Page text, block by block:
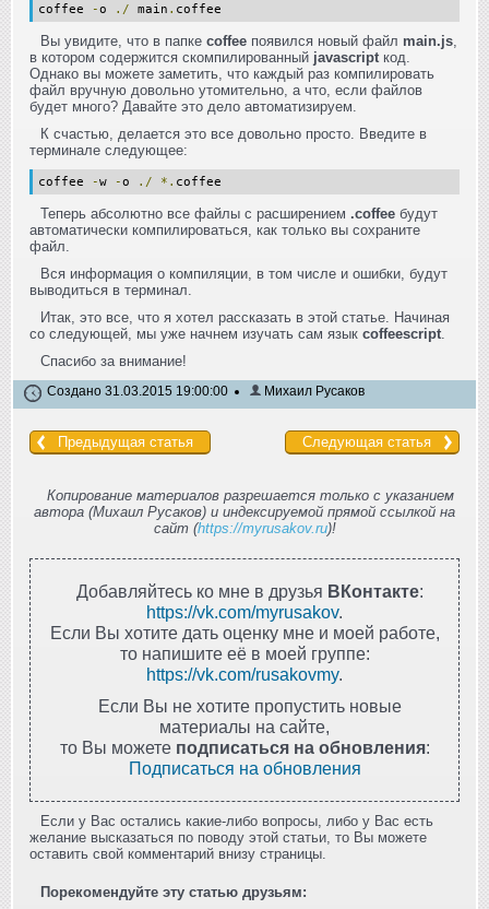
coffee -o ./ main . coffee
Вы увидите, что в папке coffee появился новый файл main.js
в котором содержится скомпилированный javascript код.
Однако вы можете заметить, что каждый раз компилировать
файл вручную довольно утомительно, а что, если файлов
будет много? Давайте это дело автоматизируем.
К счастью, делается это все довольно просто. Введите в
терминале следующее:
coffee -w -o ./ *. coffee
Теперь абсолютно все файлы с расширением .coffee будут
автоматически компилироваться, как только вы сохраните
файл.
Вся информация о компиляции, в том числе и ошибки, будут
выводиться в терминал.
Итак, это все, что я хотел рассказать в этой статье. Начиная
со следующей, мы уже начнем изучать сам язык coffeescript
Спасибо за внимание!
Создано 31.03.2015 19:00:00 Михаил Русаков
Предыдущая статья Следующая статья
Копирование материалов разрешается только с указанием
автора (Михаил Русаков) и индексируемой прямой ссылкой на
сайт (https://myrusakov.ru)!
Добавляйтесь ко мне в друзья ВКонтакте:
https://vk.com/myrusakov.
Если Вы хотите дать оценку мне и моей работе,
то напишите её в моей группе:
https://vk.com/rusakovmy.
Если Вы не хотите пропустить новые
материалы на сайте,
то Вы можете подписаться на обновления:
Подписаться на обновления
Если у Вас остались какие-либо вопросы, либо у Вас есть
желание высказаться по поводу этой статьи, то Вы можете
оставить свой комментарий внизу страницы.
Порекомендуйте эту статью друзьям: